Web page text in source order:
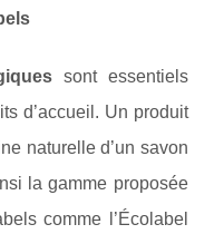
sont essentiels
d’accueil. Un produit
naturelle d’un savon
la gamme proposée
comme l’Écolabel